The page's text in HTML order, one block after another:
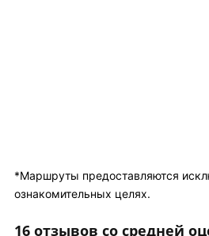
*Маршруты предоставляются
ознакомительных целях.
16 отзывов со средней